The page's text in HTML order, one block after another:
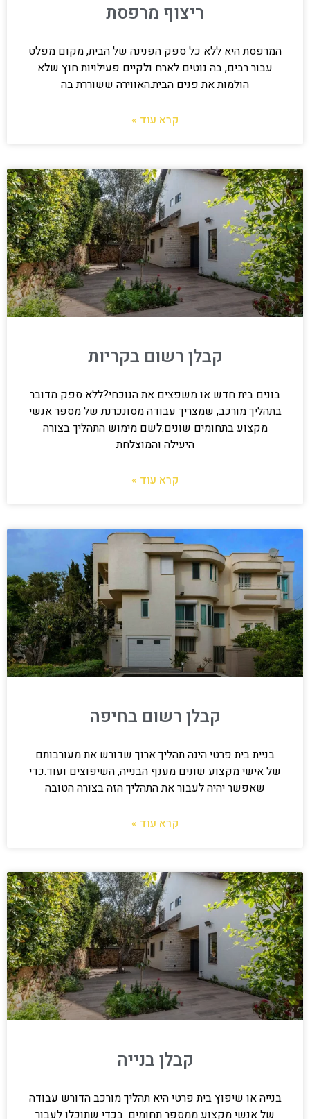
ריצוף מרפסת
המרפסת היא ללא כל ספק הפנינה של הבית, מקום מפלט
עבור רבים, בה נוטים לארח ולקיים פעילויות חוץ שלא
הולמות את פנים הבית.האווירה ששוררת בה
קרא עוד »
קבלן רשום בקריות
בונים בית חדש או משפצים את הנוכחי?ללא ספק מדובר
בתהליך מורכב, שמצריך עבודה מסונכרנת של מספר אנשי
מקצוע בתחומים שונים.לשם מימוש התהליך בצורה
היעילה והמוצלחת
קרא עוד »
קבלן רשום בחיפה
בניית בית פרטי הינה תהליך ארוך שדורש את מעורבותם
של אישי מקצוע שונים מענף הבנייה, השיפוצים ועוד.כדי
שאפשר יהיה לעבור את התהליך הזה בצורה הטובה
קרא עוד »
קבלן בנייה
בנייה או שיפוץ בית פרטי היא תהליך מורכב הדורש עבודה
של אנשי מקצוע ממספר תחומים. בכדי שתוכלו לעבור